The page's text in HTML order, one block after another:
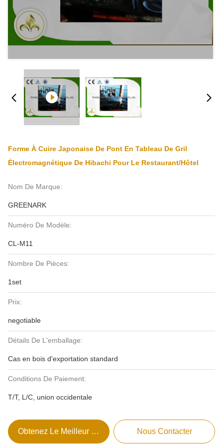
Forme À Cuire Japonaise De Pont En Tableau De Gril
Électromagnétique De Hibachi Pour Le Restaurant/hôtel
Nom De Marque:
GREENARK
Numéro De Modèle:
CL-M11
Nombre De Pièces:
1set
Prix:
negotiable
Détails De L'emballage:
Cas en bois d'exportation standard
Conditions De Paiement:
T/T, L/C, union occidentale
Obtenez Le Meilleur Prix Nous Contacter